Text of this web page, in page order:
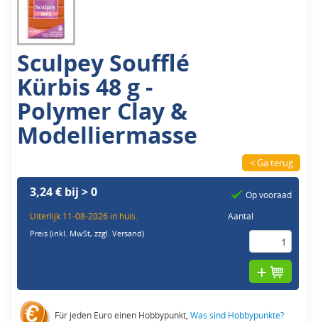
Sculpey Soufflé
Kürbis 48 g -
Polymer Clay &
Modelliermasse
< Ga terug
3,24 € bij > 0
Uiterlijk 11-08-2026 in huis.
Preis (inkl. MwSt,zzgl. Versand)
Op vooraad
Aantal
Für jeden Euro einen Hobbypunkt,Was sind Hobbypunkte?